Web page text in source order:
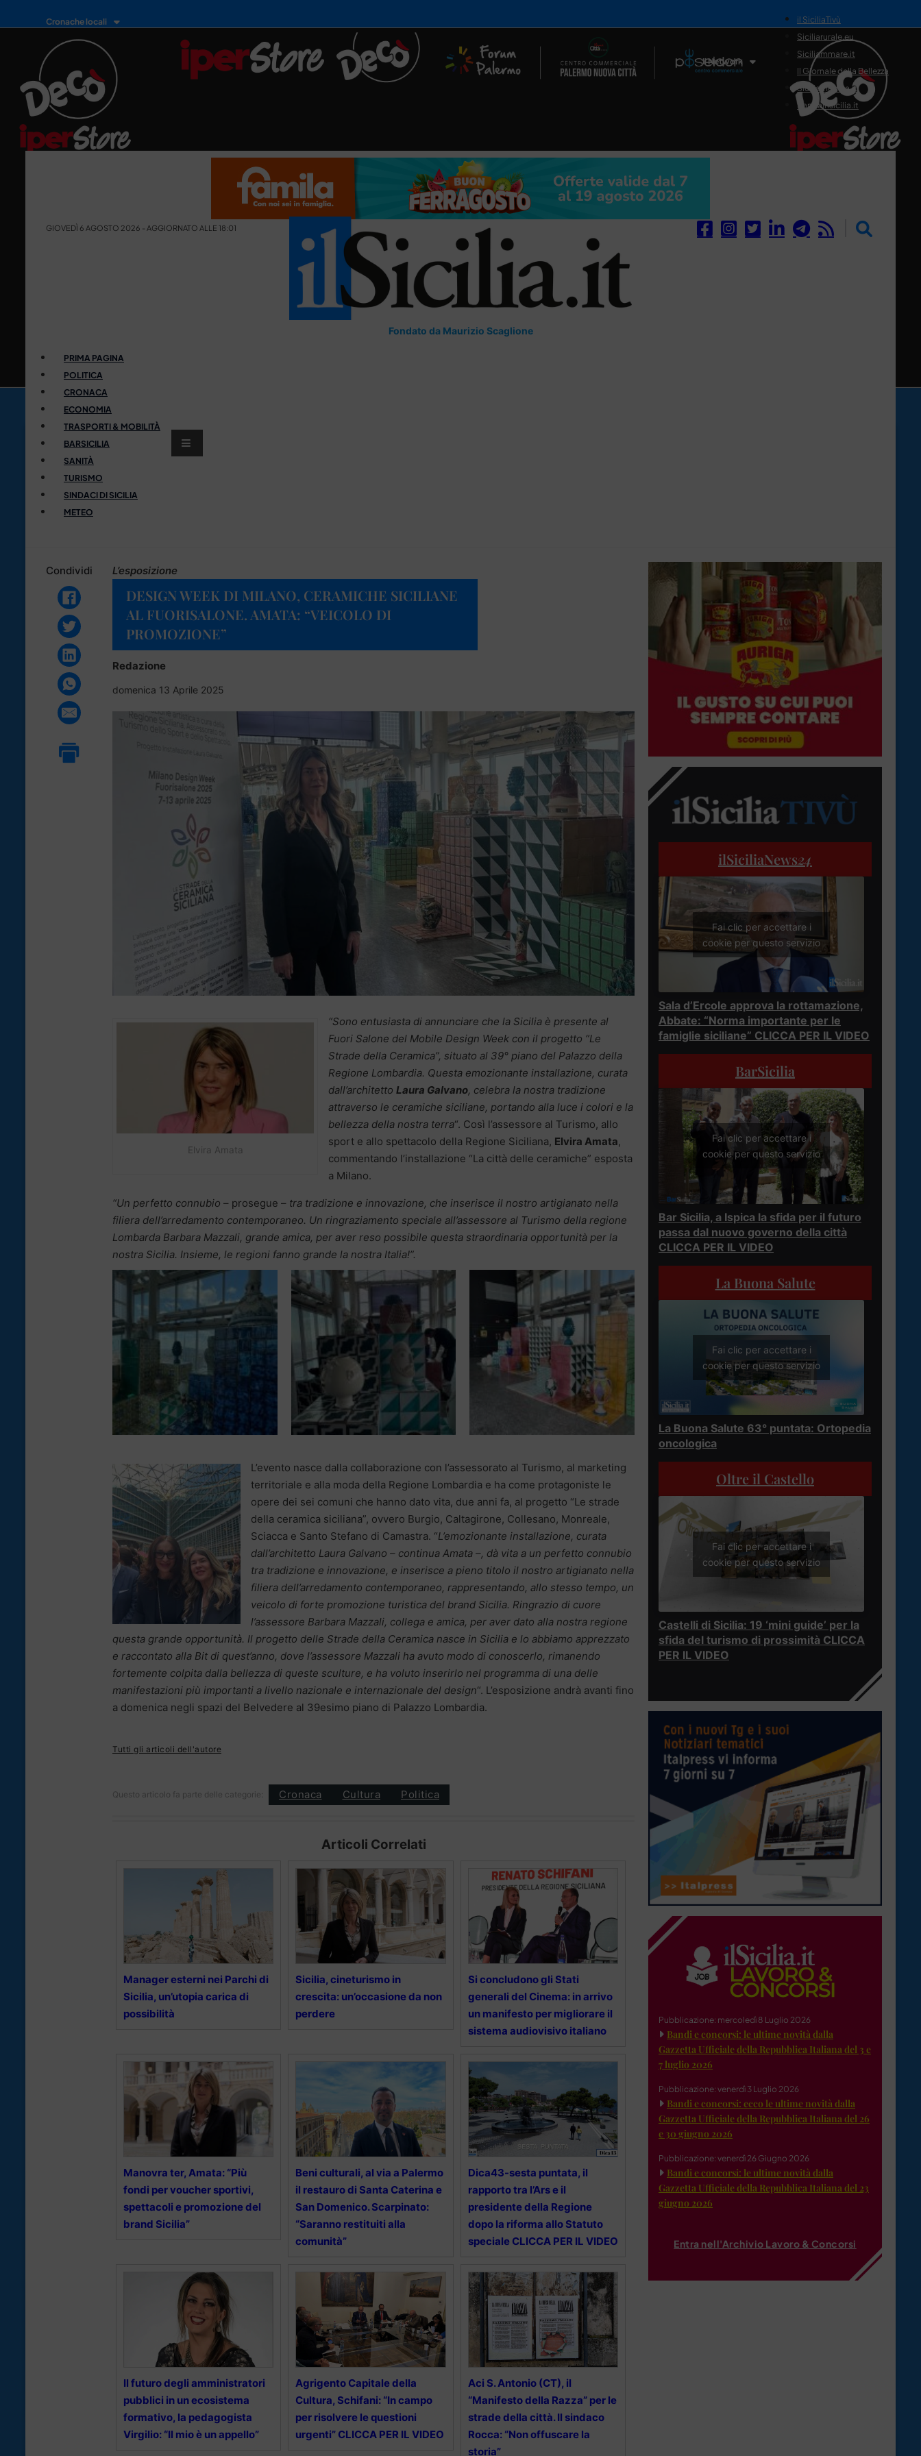
Cronache locali
Il Network
il SiciliaTivù
Siciliarurale.eu
Siciliammare.it
Il Giornale della Bellezza
Siciliamedica.it
Sanitainsicilia.it
GIOVEDÌ 6 AGOSTO 2026 - AGGIORNATO ALLE 18:01
Fondato da Maurizio Scaglione
PRIMA PAGINA
POLITICA
CRONACA
ECONOMIA
TRASPORTI & MOBILITÀ
BARSICILIA
SANITÀ
TURISMO
SINDACI DI SICILIA
METEO
Condividi L’esposizione
DESIGN WEEK DI MILANO, CERAMICHE SICILIANE
AL FUORISALONE. AMATA: “VEICOLO DI
PROMOZIONE”
Redazione
domenica 13 Aprile 2025
Elvira Amata
“Sono entusiasta di annunciare che la Sicilia è presente al
Fuori Salone del Mobile Design Week con il progetto “Le
Strade della Ceramica”, situato al 39° piano del Palazzo della
Regione Lombardia. Questa emozionante installazione, curata
dall’architetto Laura Galvano, celebra la nostra tradizione
attraverso le ceramiche siciliane, portando alla luce i colori e la
bellezza della nostra terra“. Così l’assessore al Turismo, allo
sport e allo spettacolo della Regione Siciliana, Elvira Amata,
commentando l’installazione “La città delle ceramiche” esposta
a Milano.
“Un perfetto connubio – prosegue – tra tradizione e innovazione, che inserisce il nostro artigianato nella
filiera dell’arredamento contemporaneo. Un ringraziamento speciale all’assessore al Turismo della regione
Lombarda Barbara Mazzali, grande amica, per aver reso possibile questa straordinaria opportunità per la
nostra Sicilia. Insieme, le regioni fanno grande la nostra Italia!”.
L’evento nasce dalla collaborazione con l’assessorato al Turismo, al marketing
territoriale e alla moda della Regione Lombardia e ha come protagoniste le
opere dei sei comuni che hanno dato vita, due anni fa, al progetto “Le strade
della ceramica siciliana”, ovvero Burgio, Caltagirone, Collesano, Monreale,
Sciacca e Santo Stefano di Camastra. “L’emozionante installazione, curata
dall’architetto Laura Galvano – continua Amata –, dà vita a un perfetto connubio
tra tradizione e innovazione, e inserisce a pieno titolo il nostro artigianato nella
filiera dell’arredamento contemporaneo, rappresentando, allo stesso tempo, un
veicolo di forte promozione turistica del brand Sicilia. Ringrazio di cuore
l’assessore Barbara Mazzali, collega e amica, per aver dato alla nostra regione
questa grande opportunità. Il progetto delle Strade della Ceramica nasce in Sicilia e lo abbiamo apprezzato
e raccontato alla Bit di quest’anno, dove l’assessore Mazzali ha avuto modo di conoscerlo, rimanendo
fortemente colpita dalla bellezza di queste sculture, e ha voluto inserirlo nel programma di una delle
manifestazioni più importanti a livello nazionale e internazionale del design“. L’esposizione andrà avanti fino
a domenica negli spazi del Belvedere al 39esimo piano di Palazzo Lombardia.
Tutti gli articoli dell'autore
Questo articolo fa parte delle categorie: Cronaca Cultura Politica
Articoli Correlati
Manager esterni nei Parchi di
Sicilia, un’utopia carica di
possibilità
Sicilia, cineturismo in
crescita: un’occasione da non
perdere
Si concludono gli Stati
generali del Cinema: in arrivo
un manifesto per migliorare il
sistema audiovisivo italiano
Manovra ter, Amata: “Più
fondi per voucher sportivi,
spettacoli e promozione del
brand Sicilia”
Beni culturali, al via a Palermo
il restauro di Santa Caterina e
San Domenico. Scarpinato:
“Saranno restituiti alla
comunità”
Dica43-sesta puntata, il
rapporto tra l’Ars e il
presidente della Regione
dopo la riforma allo Statuto
speciale CLICCA PER IL VIDEO
Il futuro degli amministratori
pubblici in un ecosistema
formativo, la pedagogista
Virgilio: “Il mio è un appello”
Agrigento Capitale della
Cultura, Schifani: “In campo
per risolvere le questioni
urgenti” CLICCA PER IL VIDEO
Aci S. Antonio (CT), il
“Manifesto della Razza” per le
strade della città. Il sindaco
Rocca: “Non offuscare la
storia”
ilSiciliaNews24
Fai clic per accettare i
cookie per questo servizio
Sala d’Ercole approva la rottamazione,
Abbate: “Norma importante per le
famiglie siciliane” CLICCA PER IL VIDEO
BarSicilia
Fai clic per accettare i
cookie per questo servizio
Bar Sicilia, a Ispica la sfida per il futuro
passa dal nuovo governo della città
CLICCA PER IL VIDEO
La Buona Salute
Fai clic per accettare i
cookie per questo servizio
La Buona Salute 63° puntata: Ortopedia
oncologica
Oltre il Castello
Fai clic per accettare i
cookie per questo servizio
Castelli di Sicilia: 19 ‘mini guide’ per la
sfida del turismo di prossimità CLICCA
PER IL VIDEO
Pubblicazione: mercoledì 8 Luglio 2026
Bandi e concorsi: le ultime novità dalla
Gazzetta Ufficiale della Repubblica Italiana del 3 e
7 luglio 2026
Pubblicazione: venerdì 3 Luglio 2026
Bandi e concorsi: ecco le ultime novità dalla
Gazzetta Ufficiale della Repubblica Italiana del 26
e 30 giugno 2026
Pubblicazione: venerdì 26 Giugno 2026
Bandi e concorsi: le ultime novità dalla
Gazzetta Ufficiale della Repubblica Italiana del 23
giugno 2026
Entra nell'Archivio Lavoro & Concorsi